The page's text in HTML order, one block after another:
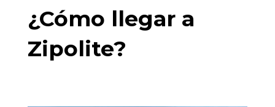
¿Cómo llegar a
Zipolite?